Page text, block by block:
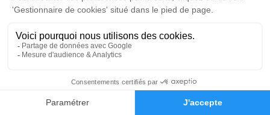
Faire-part Hommages
Je rends hommage
Crémation
Crématorium de Wattrelos
316, Rue de Leers - Parc d’Activités de l’Avelin